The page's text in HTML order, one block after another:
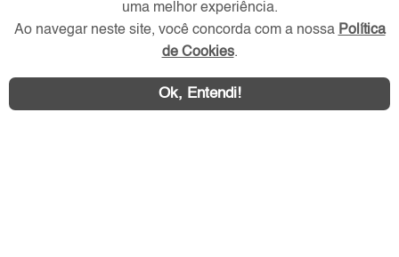
Redes Sociais
uma melhor experiência.
Ao navegar neste site, você concorda com a nossa Política
de Cookies.
Ok, Entendi!